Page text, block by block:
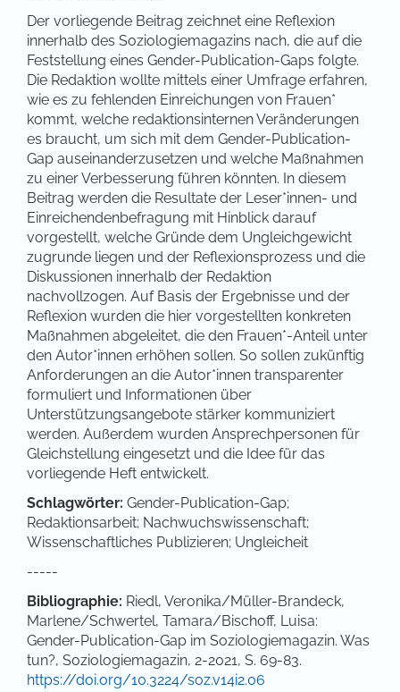
Der vorliegende Beitrag zeichnet eine Reflexion
innerhalb des Soziologiemagazins nach, die auf die
Feststellung eines Gender-Publication-Gaps folgte.
Die Redaktion wollte mittels einer Umfrage erfahren,
wie es zu fehlenden Einreichungen von Frauen*
kommt, welche redaktionsinternen Veränderungen
es braucht, um sich mit dem Gender-Publication-
Gap auseinanderzusetzen und welche Maßnahmen
zu einer Verbesserung führen könnten. In diesem
Beitrag werden die Resultate der Leser*innen- und
Einreichendenbefragung mit Hinblick darauf
vorgestellt, welche Gründe dem Ungleichgewicht
zugrunde liegen und der Reflexionsprozess und die
Diskussionen innerhalb der Redaktion
nachvollzogen. Auf Basis der Ergebnisse und der
Reflexion wurden die hier vorgestellten konkreten
Maßnahmen abgeleitet, die den Frauen*-Anteil unter
den Autor*innen erhöhen sollen. So sollen zukünftig
Anforderungen an die Autor*innen transparenter
formuliert und Informationen über
Unterstützungsangebote stärker kommuniziert
werden. Außerdem wurden Ansprechpersonen für
Gleichstellung eingesetzt und die Idee für das
vorliegende Heft entwickelt.
Schlagwörter: Gender-Publication-Gap;
Redaktionsarbeit; Nachwuchswissenschaft;
Wissenschaftliches Publizieren; Ungleicheit
-----
Bibliographie: Riedl, Veronika/Müller-Brandeck,
Marlene/Schwertel, Tamara/Bischoff, Luisa:
Gender-Publication-Gap im Soziologiemagazin. Was
tun?, Soziologiemagazin, 2-2021, S. 69-83.
https://doi.org/10.3224/soz.v14i2.06